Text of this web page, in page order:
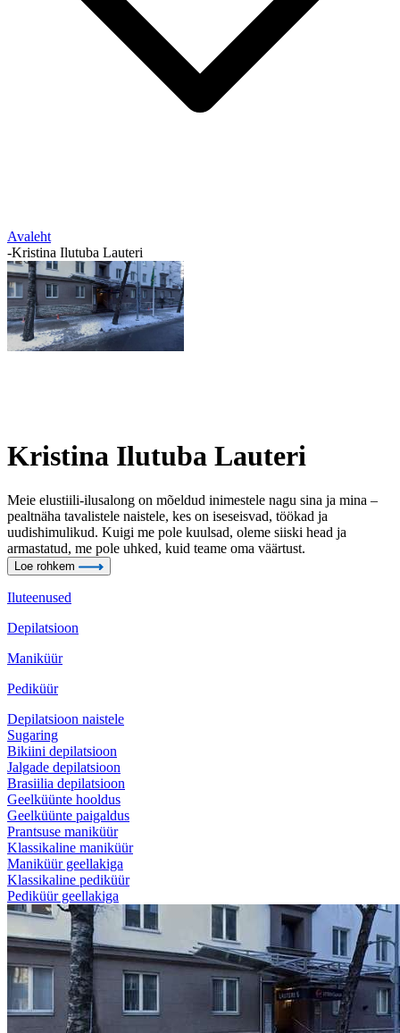
Avaleht
-Kristina Ilutuba Lauteri
Kristina Ilutuba Lauteri
Meie elustiili-ilusalong on mõeldud inimestele nagu sina ja mina –
pealtnäha tavalistele naistele, kes on iseseisvad, töökad ja
uudishimulikud. Kuigi me pole kuulsad, oleme siiski head ja
armastatud, me pole uhked, kuid teame oma väärtust.
Loe rohkem
Iluteenused
Depilatsioon
Maniküür
Pediküür
Depilatsioon naistele
Sugaring
Bikiini depilatsioon
Jalgade depilatsioon
Brasiilia depilatsioon
Geelküünte hooldus
Geelküünte paigaldus
Prantsuse maniküür
Klassikaline maniküür
Maniküür geellakiga
Klassikaline pediküür
Pediküür geellakiga